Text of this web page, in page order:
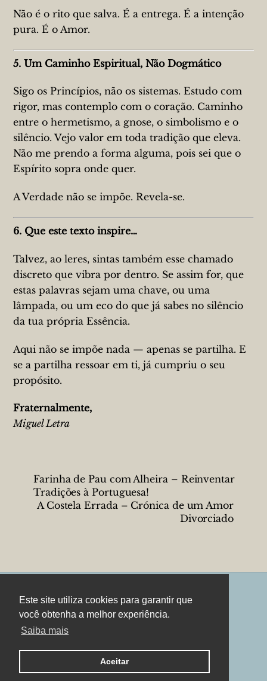
Este site utiliza cookies para garantir que
você obtenha a melhor experiência.
Saiba mais
Aceitar
Não é o rito que salva. É a entrega. É a intenção
pura. É o Amor.
5. Um Caminho Espiritual, Não Dogmático
Sigo os Princípios, não os sistemas. Estudo com
rigor, mas contemplo com o coração. Caminho
entre o hermetismo, a gnose, o simbolismo e o
silêncio. Vejo valor em toda tradição que eleva.
Não me prendo a forma alguma, pois sei que o
Espírito sopra onde quer.
A Verdade não se impõe. Revela-se.
6. Que este texto inspire…
Talvez, ao leres, sintas também esse chamado
discreto que vibra por dentro. Se assim for, que
estas palavras sejam uma chave, ou uma
lâmpada, ou um eco do que já sabes no silêncio
da tua própria Essência.
Aqui não se impõe nada — apenas se partilha. E
se a partilha ressoar em ti, já cumpriu o seu
propósito.
Fraternalmente,
Miguel Letra
Farinha de Pau com Alheira – Reinventar
Tradições à Portuguesa!
A Costela Errada – Crónica de um Amor
Divorciado
Back
To
TwitterYouTubePinterest
Copyright. All Rights Reserved.